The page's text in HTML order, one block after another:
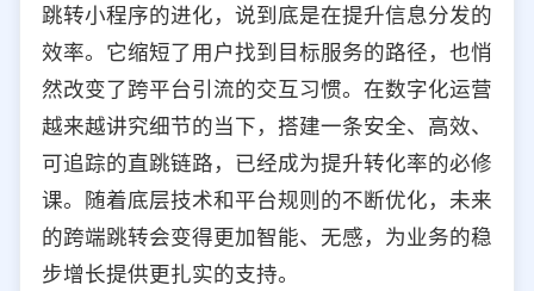
跳转小程序的进化，说到底是在提升信息分发的
效率。它缩短了用户找到目标服务的路径，也悄
然改变了跨平台引流的交互习惯。在数字化运营
越来越讲究细节的当下，搭建一条安全、高效、
可追踪的直跳链路，已经成为提升转化率的必修
课。随着底层技术和平台规则的不断优化，未来
的跨端跳转会变得更加智能、无感，为业务的稳
步增长提供更扎实的支持。